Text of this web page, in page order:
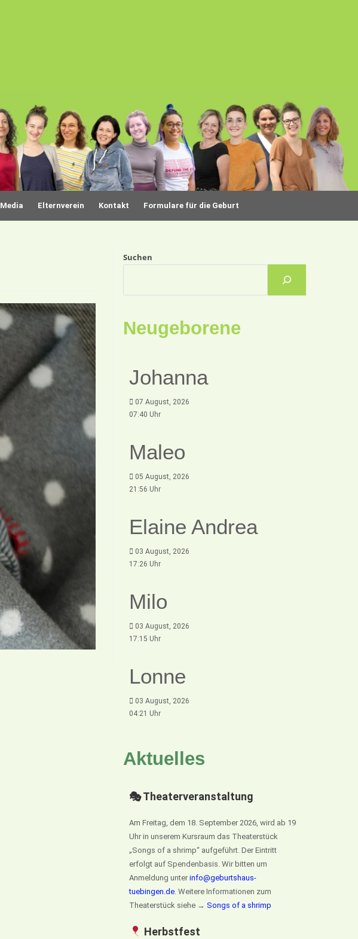
Media Elternverein Kontakt Formulare für die Geburt
Suchen
Neugeborene
Johanna
07 August, 2026
07:40 Uhr
Maleo
05 August, 2026
21:56 Uhr
Elaine Andrea
03 August, 2026
17:26 Uhr
Milo
03 August, 2026
17:15 Uhr
Lonne
03 August, 2026
04:21 Uhr
Aktuelles
🎭 Theaterveranstaltung
Am Freitag, dem 18. September 2026, wird ab 19
Uhr in unserem Kursraum das Theaterstück
„Songs of a shrimp“ aufgeführt. Der Eintritt
erfolgt auf Spendenbasis. Wir bitten um
Anmeldung unter info@geburtshaus-
tuebingen.de. Weitere Informationen zum
Theaterstück siehe → Songs of a shrimp
Herbstfest